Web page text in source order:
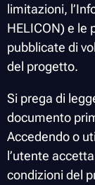
Feed dei Social
Mostra
Italiano
English
limitazioni,
HELICON) e le
pubblicate di
del progetto.
Si prega di
documento
Accedendo o
l’utente
condizioni del